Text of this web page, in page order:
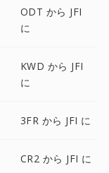
ODT から JFI
に
KWD から JFI
に
3FR から JFI に
CR2 から JFI に